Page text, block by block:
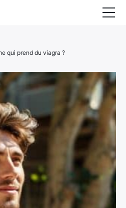
qui prend du viagra ?